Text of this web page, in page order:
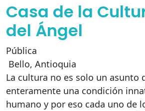
Casa de la
del Ángel
Pública
Bello, Antioquia
La cultura no es solo un asunto
enteramente una condición
humano y por eso cada uno de